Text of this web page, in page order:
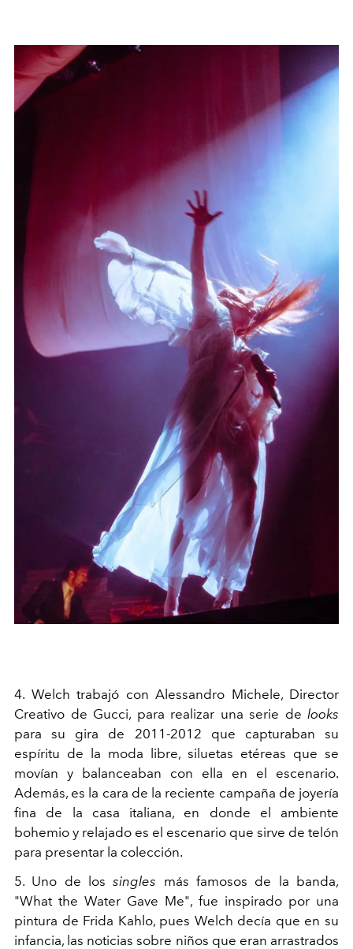
4. Welch trabajó con Alessandro Michele, Director
Creativo de Gucci, para realizar una serie de looks
para su gira de 2011-2012 que capturaban su
espíritu de la moda libre, siluetas etéreas que se
movían y balanceaban con ella en el escenario.
Además, es la cara de la reciente campaña de joyería
fina de la casa italiana, en donde el ambiente
bohemio y relajado es el escenario que sirve de telón
para presentar la colección.
5. Uno de lossingles más famosos de la banda,
"What the Water Gave Me", fue inspirado por una
pintura de Frida Kahlo, pues Welch decía que en su
infancia, las noticias sobre niños que eran arrastrados